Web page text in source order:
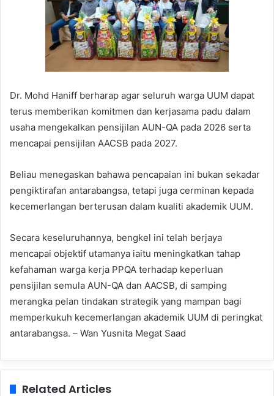
Dr. Mohd Haniff berharap agar seluruh warga UUM dapat
terus memberikan komitmen dan kerjasama padu dalam
usaha mengekalkan pensijilan AUN-QA pada 2026 serta
mencapai pensijilan AACSB pada 2027.
Beliau menegaskan bahawa pencapaian ini bukan sekadar
pengiktirafan antarabangsa, tetapi juga cerminan kepada
kecemerlangan berterusan dalam kualiti akademik UUM.
Secara keseluruhannya, bengkel ini telah berjaya
mencapai objektif utamanya iaitu meningkatkan tahap
kefahaman warga kerja PPQA terhadap keperluan
pensijilan semula AUN-QA dan AACSB, di samping
merangka pelan tindakan strategik yang mampan bagi
memperkukuh kecemerlangan akademik UUM di peringkat
antarabangsa. – Wan Yusnita Megat Saad
Related Articles